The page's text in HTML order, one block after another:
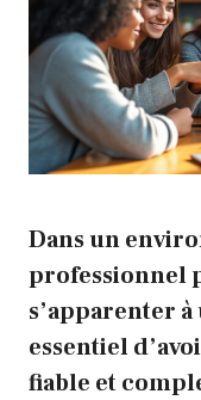
Dans un
professionnel
s’apparenter
essentiel
fiable et